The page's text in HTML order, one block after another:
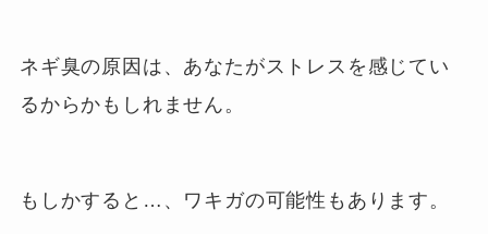
ネギ臭の原因は、あなたがストレスを感じてい
るからかもしれません。
もしかすると…、ワキガの可能性もあります。